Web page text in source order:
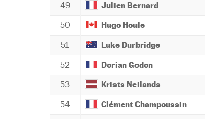
49 Julien Bernard
50 Hugo Houle
51 Luke Durbridge
52 Dorian Godon
53 Krists Neilands
54 Clément Champoussin